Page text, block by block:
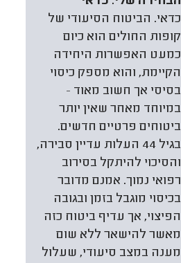
כדאי. הביטוח הסיעודי של
קופות החולים הוא כיום
כמעט האפשרות היחידה
הקיימת, והוא מספק כיסוי
בסיסי אך חשוב מאוד —
במיוחד מאחר שאין יותר
ביטוחים פרטיים חדשים.
בגיל 44 העלות עדיין סבירה,
והסיכוי להיתקל בסירוב
רפואי נמוך. אמנם מדובר
בכיסוי מוגבל בזמן ובגובה
הפיצוי, אך עדיף ביטוח כזה
מאשר להישאר ללא שום
מענה במצב סיעודי, שעלול